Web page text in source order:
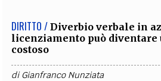
DIRITTO / Diverbio verbale in
licenziamento può diventare
costoso
diGianfranco Nunziata